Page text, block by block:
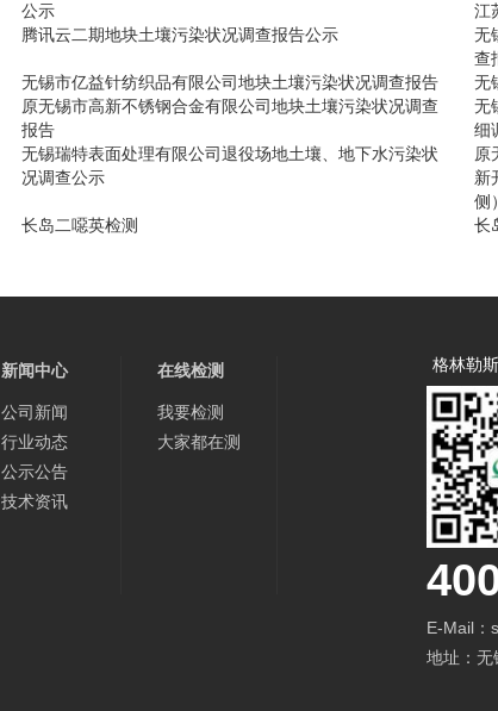
公示
江
腾讯云二期地块土壤污染状况调查报告公示
无
查
无锡市亿益针纺织品有限公司地块土壤污染状况调查报告
无
原无锡市高新不锈钢合金有限公司地块土壤污染状况调查
报告
无
细
无锡瑞特表面处理有限公司退役场地土壤、地下水污染状
况调查公示
原
新
侧
长岛二噁英检测 长
新闻中心
公司新闻
行业动态
公示公告
技术资讯
在线检测
我要检测
大家都在测
格林勒
E-Mail：
地址：无